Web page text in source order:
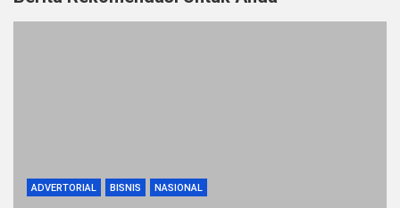
ADVERTORIAL BISNIS NASIONAL